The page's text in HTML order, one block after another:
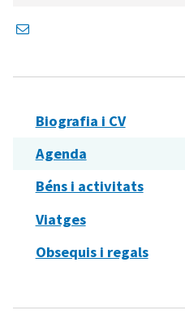
Biografia i CV
Agenda
Béns i activitats
Viatges
Obsequis i regals